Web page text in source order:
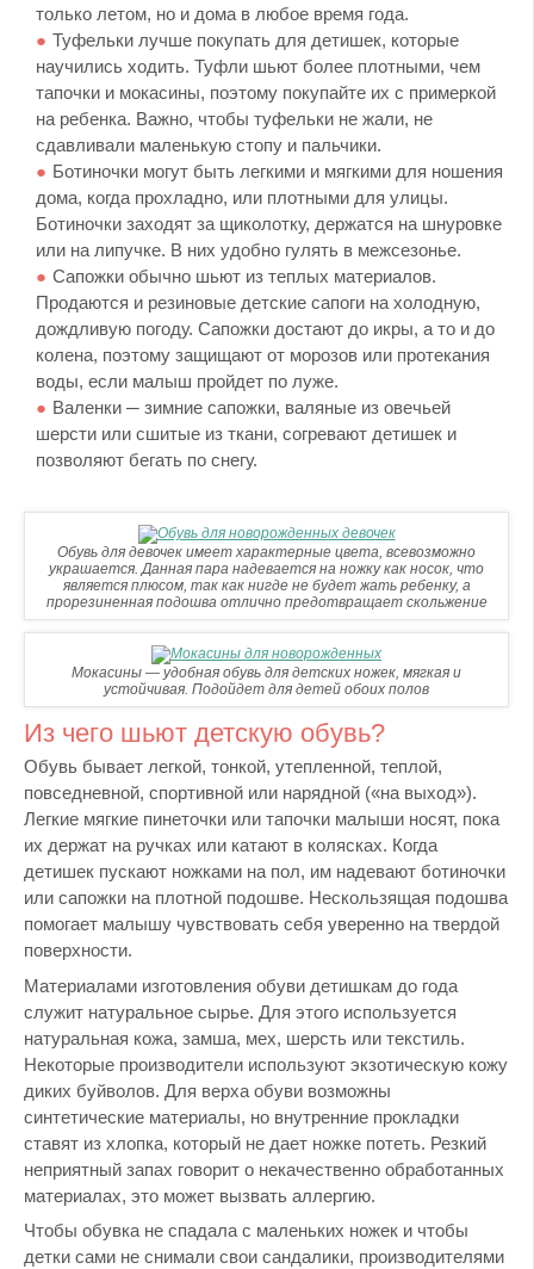
только летом, но и дома в любое время года.
Туфельки лучше покупать для детишек, которые
научились ходить. Туфли шьют более плотными, чем
тапочки и мокасины, поэтому покупайте их с примеркой
на ребенка. Важно, чтобы туфельки не жали, не
сдавливали маленькую стопу и пальчики.
Ботиночки могут быть легкими и мягкими для ношения
дома, когда прохладно, или плотными для улицы.
Ботиночки заходят за щиколотку, держатся на шнуровке
или на липучке. В них удобно гулять в межсезонье.
Сапожки обычно шьют из теплых материалов.
Продаются и резиновые детские сапоги на холодную,
дождливую погоду. Сапожки достают до икры, а то и до
колена, поэтому защищают от морозов или протекания
воды, если малыш пройдет по луже.
Валенки ─ зимние сапожки, валяные из овечьей
шерсти или сшитые из ткани, согревают детишек и
позволяют бегать по снегу.
Обувь для девочек имеет характерные цвета, всевозможно
украшается. Данная пара надевается на ножку как носок, что
является плюсом, так как нигде не будет жать ребенку, а
прорезиненная подошва отлично предотвращает скольжение
Мокасины — удобная обувь для детских ножек, мягкая и
устойчивая. Подойдет для детей обоих полов
Из чего шьют детскую обувь?
Обувь бывает легкой, тонкой, утепленной, теплой,
повседневной, спортивной или нарядной («на выход»).
Легкие мягкие пинеточки или тапочки малыши носят, пока
их держат на ручках или катают в колясках. Когда
детишек пускают ножками на пол, им надевают ботиночки
или сапожки на плотной подошве. Нескользящая подошва
помогает малышу чувствовать себя уверенно на твердой
поверхности.
Материалами изготовления обуви детишкам до года
служит натуральное сырье. Для этого используется
натуральная кожа, замша, мех, шерсть или текстиль.
Некоторые производители используют экзотическую кожу
диких буйволов. Для верха обуви возможны
синтетические материалы, но внутренние прокладки
ставят из хлопка, который не дает ножке потеть. Резкий
неприятный запах говорит о некачественно обработанных
материалах, это может вызвать аллергию.
Чтобы обувка не спадала с маленьких ножек и чтобы
детки сами не снимали свои сандалики, производителями